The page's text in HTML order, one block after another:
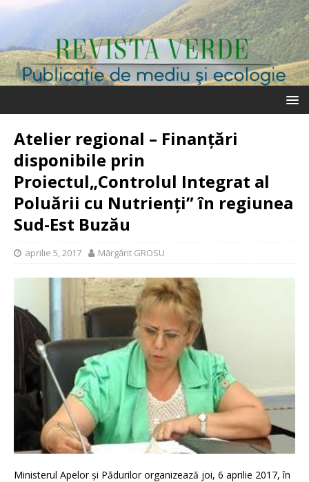
Atelier regional – Finanțări
disponibile prin
Proiectul„Controlul Integrat al
Poluării cu Nutrienți” în regiunea
Sud-Est Buzău
aprilie 5, 2017 Mărgărit GROSU
Ministerul Apelor și Pădurilor organizează joi, 6 aprilie 2017, în